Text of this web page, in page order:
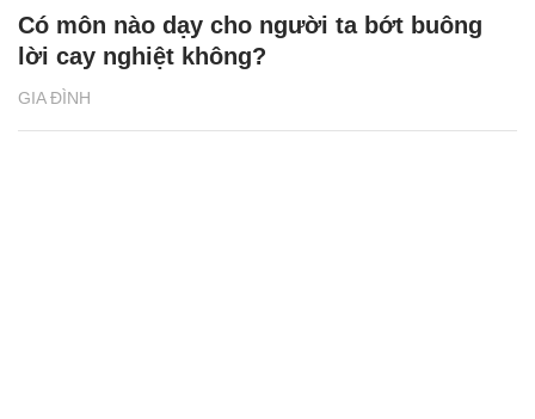
GIA ĐÌNH
Có môn nào dạy cho người ta bớt buông
lời cay nghiệt không?